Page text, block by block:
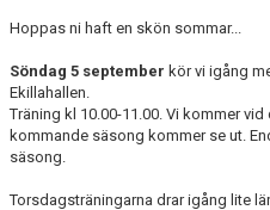
Hoppas ni haft en skön sommar...
Söndag 5 september kör vi igång
Ekillahallen.
Träning kl 10.00-11.00. Vi kommer
kommande säsong kommer se ut.
säsong.
Torsdagsträningarna drar igång lite